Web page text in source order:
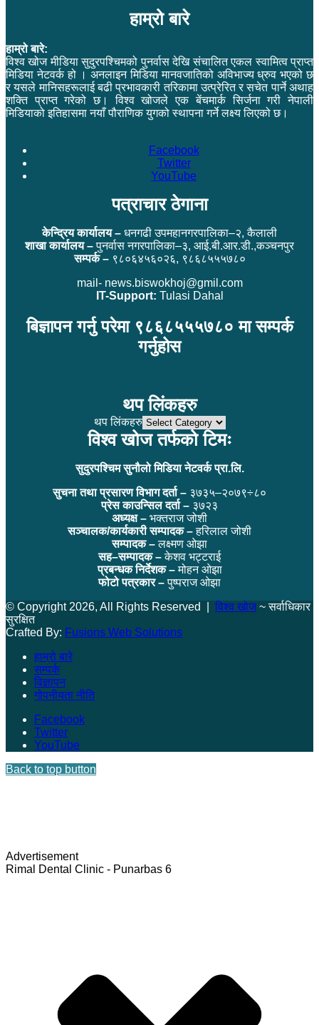
हाम्रो बारे
हाम्रो बारे:
विश्व खोज मीडिया सुदुरपश्चिमको पुनर्वास देखि संचालित एकल स्वामित्व प्राप्त
मिडिया नेटवर्क हो । अनलाइन मिडिया मानवजातिको अविभाज्य ध्रुव भएको छ
र यसले मानिसहरूलाई बढी प्रभावकारी तरिकामा उत्प्रेरित र सचेत पार्ने अथाह
शक्ति प्राप्त गरेको छ। विश्व खोजले एक बेंचमार्क सिर्जना गरी नेपाली
मिडियाको इतिहासमा नयाँ पौराणिक युगको स्थापना गर्ने लक्ष्य लिएको छ।
Facebook
Twitter
YouTube
पत्राचार ठेगाना
केन्द्रिय कार्यालय – धनगढी उपमहानगरपालिका–२, कैलाली
शाखा कार्यालय –पुनर्वास नगरपालिका–३, आई.बी.आर.डी.,कञ्चनपुर
सम्पर्क –९८०६४५६०२६, ९८६८५५५७८०
mail- news.biswokhoj@gmil.com
IT-Support: Tulasi Dahal
बिज्ञापन गर्नु परेमा ९८६८५५५७८० मा सम्पर्क
गर्नुहोस
थप लिंकहरु
थप लिंकहरु
विश्व खोज तर्फको टिमः
सुदुरपश्चिम सुनौलो मिडिया नेटवर्क प्रा.लि.
सुचना तथा प्रसारण विभाग दर्ता – ३७३५–२०७९÷८०
प्रेस काउन्सिल दर्ता – ३७२३
अध्यक्ष – भक्तराज जोशी
सञ्चालक/कार्यकारी सम्पादक –हरिलाल जोशी
सम्पादक –लक्ष्मण ओझा
सह–सम्पादक –केशव भट्टराई
प्रबन्धक निर्देशक –मोहन ओझा
फोटो पत्रकार –पुष्पराज ओझा
© Copyright 2026, All Rights Reserved | विश्व खोज~ सर्वाधिकार
सुरक्षित
Crafted By: Fusions Web Solutions
हाम्रो बारे
सम्पर्क
विज्ञापन
गोपनीयता नीति
Facebook
Twitter
YouTube
Back to top button
Advertisement
Rimal Dental Clinic - Punarbas 6